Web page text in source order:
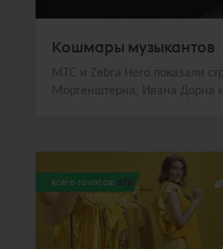
Кошмары музыкантов
МТС и Zebra Hero показали
Моргенштерна, Ивана Дорна
всего голосов: 272